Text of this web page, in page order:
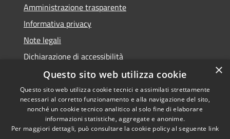
Amministrazione trasparente
Informativa privacy
Note legali
Dichiarazione di accessibilità
Accessibilità
Privacy
Copyright © 2026 • Comune di
Recanati • Powered by
Municipium•Accesso
×
Questo sito web utilizza cookie
Questo sito web utilizza cookie tecnici e assimilati strettamente
necessari al corretto funzionamento e alla navigazione del sito,
nonché un cookie tecnico analitico al solo fine di elaborare
informazioni statistiche, aggregate e anonime.
Per maggiori dettagli, può consultare la cookie policy al seguente link